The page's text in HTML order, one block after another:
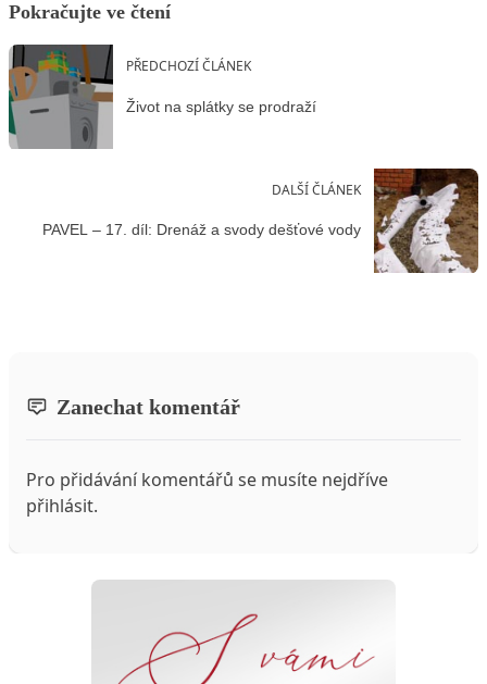
Pokračujte ve čtení
PŘEDCHOZÍ ČLÁNEK
Život na splátky se prodraží
DALŠÍ ČLÁNEK
PAVEL – 17. díl: Drenáž a svody dešťové vody
Zanechat komentář
Pro přidávání komentářů se musíte nejdříve
přihlásit.